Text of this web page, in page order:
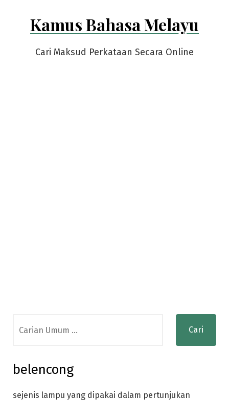
Kamus Bahasa Melayu
Cari Maksud Perkataan Secara Online
for:
belencong
sejenis lampu yang dipakai dalam pertunjukan